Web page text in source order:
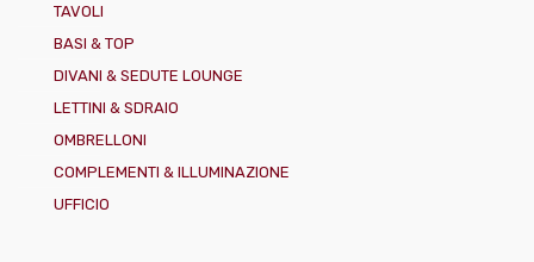
TAVOLI
BASI & TOP
DIVANI & SEDUTE LOUNGE
LETTINI & SDRAIO
OMBRELLONI
COMPLEMENTI & ILLUMINAZIONE
UFFICIO